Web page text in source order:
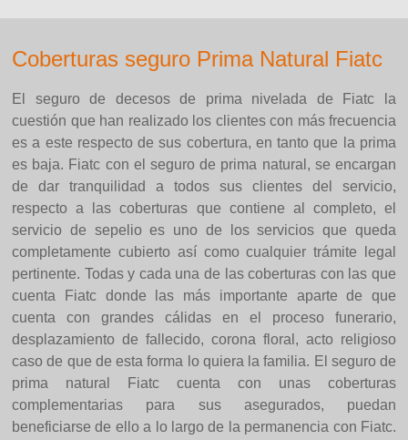
Coberturas seguro Prima Natural Fiatc
El seguro de decesos de prima nivelada de Fiatc la
cuestión que han realizado los clientes con más frecuencia
es a este respecto de sus cobertura, en tanto que la prima
es baja. Fiatc con el seguro de prima natural, se encargan
de dar tranquilidad a todos sus clientes del servicio,
respecto a las coberturas que contiene al completo, el
servicio de sepelio es uno de los servicios que queda
completamente cubierto así como cualquier trámite legal
pertinente. Todas y cada una de las coberturas con las que
cuenta Fiatc donde las más importante aparte de que
cuenta con grandes cálidas en el proceso funerario,
desplazamiento de fallecido, corona floral, acto religioso
caso de que de esta forma lo quiera la familia. El seguro de
prima natural Fiatc cuenta con unas coberturas
complementarias para sus asegurados, puedan
beneficiarse de ello a lo largo de la permanencia con Fiatc.